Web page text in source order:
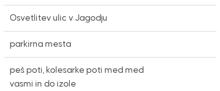
Osvetlitev ulic v Jagodju
parkirna mesta
peš poti, kolesarke poti med med
vasmi in do izole